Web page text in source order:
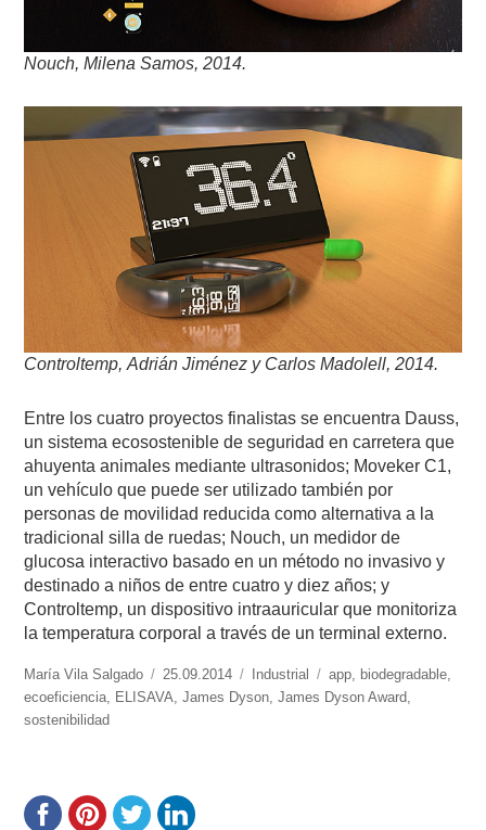
Nouch, Milena Samos, 2014.
Controltemp, Adrián Jiménez y Carlos Madolell, 2014.
Entre los cuatro proyectos finalistas se encuentra Dauss,
un sistema ecosostenible de seguridad en carretera que
ahuyenta animales mediante ultrasonidos; Moveker C1,
un vehículo que puede ser utilizado también por
personas de movilidad reducida como alternativa a la
tradicional silla de ruedas; Nouch, un medidor de
glucosa interactivo basado en un método no invasivo y
destinado a niños de entre cuatro y diez años; y
Controltemp, un dispositivo intraauricular que monitoriza
la temperatura corporal a través de un terminal externo.
https://www.experimenta.es/author/mariavila/
María Vila Salgado
Publicado
el
25.09.2014 Categorías
Industrial Etiquetas
app, biodegradable,
ecoeficiencia, ELISAVA,James Dyson,James Dyson Award,
sostenibilidad